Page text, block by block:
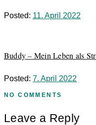
Posted: 11. April 2022
Buddy – Mein Leben als
Posted: 7. April 2022
NO COMMENTS
Leave a Reply